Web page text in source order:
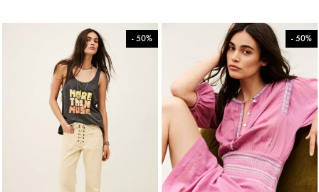
50%
-
50%
-